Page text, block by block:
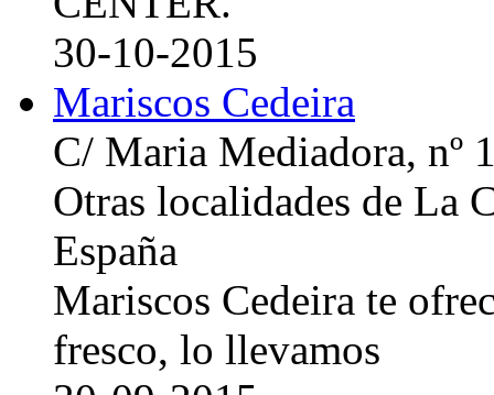
30-10-2015
Mariscos Cedeira
C/ Maria Mediadora, nº
Otras localidades de La
España
Mariscos Cedeira te
fresco, lo llevamos